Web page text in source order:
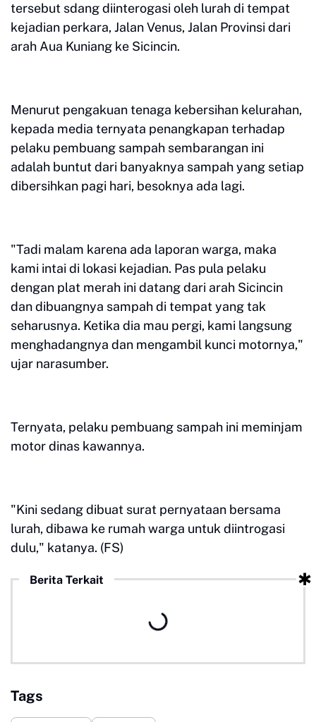
tersebut sdang diinterogasi oleh lurah di tempat
kejadian perkara, Jalan Venus, Jalan Provinsi dari
arah Aua Kuniang ke Sicincin.
Menurut pengakuan tenaga kebersihan kelurahan,
kepada media ternyata penangkapan terhadap
pelaku pembuang sampah sembarangan ini
adalah buntut dari banyaknya sampah yang setiap
dibersihkan pagi hari, besoknya ada lagi.
"Tadi malam karena ada laporan warga, maka
kami intai di lokasi kejadian. Pas pula pelaku
dengan plat merah ini datang dari arah Sicincin
dan dibuangnya sampah di tempat yang tak
seharusnya. Ketika dia mau pergi, kami langsung
menghadangnya dan mengambil kunci motornya,"
ujar narasumber.
Ternyata, pelaku pembuang sampah ini meminjam
motor dinas kawannya.
"Kini sedang dibuat surat pernyataan bersama
lurah, dibawa ke rumah warga untuk diintrogasi
dulu," katanya. (FS)
Berita Terkait
Tags